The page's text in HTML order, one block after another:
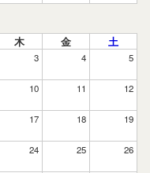
木 金 土
3 4 5
10 11 12
17 18 19
24 25 26